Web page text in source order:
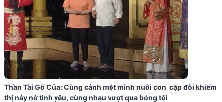
Thần Tài Gõ Cửa: Cùng cảnh một mình nuôi con, cặp đôi khiếm
thị nảy nở tình yêu, cùng nhau vượt qua bóng tối